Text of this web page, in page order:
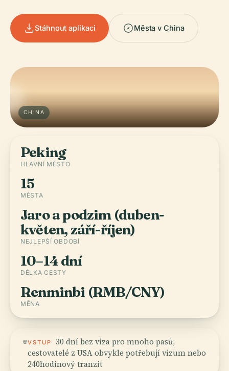
Stáhnout aplikaci Města v China
CHINA
Peking
HLAVNÍ MĚSTO
15
MĚSTA
Jaro a podzim (duben-
květen, září-říjen)
NEJLEPŠÍ OBDOBÍ
10–14 dní
DÉLKA CESTY
Renminbi (RMB/CNY)
MĚNA
VSTUP
30 dní bez víza pro mnoho pasů;
cestovatelé z USA obvykle potřebují vízum nebo
240hodinový tranzit